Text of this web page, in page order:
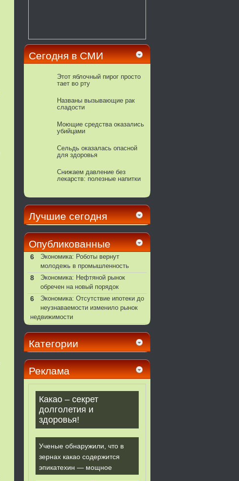
Сегодня в СМИ
Этот яблочный пирог просто
тает во рту
Названы вызывающие рак
сладости
Моющие средства оказались
убийцами
Сельдь оказалась опасной
для здоровья
Снижаем давление без
лекарств: полезные напитки
Лучшие сегодня
Опубликованные
6
Экономика: Роботы вернут
молодежь в промышленность
8
Экономика: Нефтяной рынок
обречен на новый порядок
6
Экономика: Отсутствие ипотеки до
неузнаваемости изменило рынок
недвижимости
Категории
Реклама